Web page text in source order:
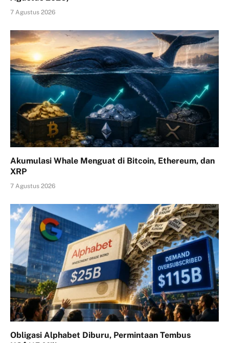
7 Agustus 2026
Akumulasi Whale Menguat di Bitcoin, Ethereum, dan
XRP
7 Agustus 2026
Obligasi Alphabet Diburu, Permintaan Tembus